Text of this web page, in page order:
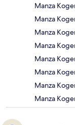
Manza
Manza
Manza
Manza
Manza
Manza
Manza
Manza